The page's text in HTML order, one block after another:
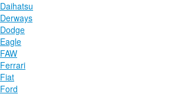
Daihatsu
Derways
Dodge
Eagle
FAW
Ferrari
Fiat
Ford